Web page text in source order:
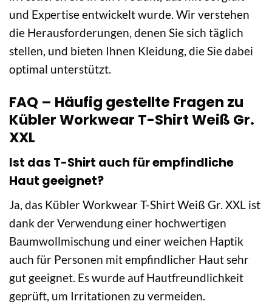
und Expertise entwickelt wurde. Wir verstehen
die Herausforderungen, denen Sie sich täglich
stellen, und bieten Ihnen Kleidung, die Sie dabei
optimal unterstützt.
FAQ – Häufig gestellte Fragen zu
Kübler Workwear T-Shirt Weiß Gr.
XXL
Ist das T-Shirt auch für empfindliche
Haut geeignet?
Ja, das Kübler Workwear T-Shirt Weiß Gr. XXL ist
dank der Verwendung einer hochwertigen
Baumwollmischung und einer weichen Haptik
auch für Personen mit empfindlicher Haut sehr
gut geeignet. Es wurde auf Hautfreundlichkeit
geprüft, um Irritationen zu vermeiden.